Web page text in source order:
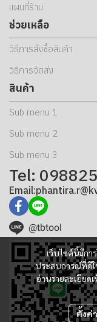
เว็บไซต์นี้มีกา
ประสบการณ์ที่ดีใ
อ่านรายละเอียด
ตั้งค่
แผนที่ร้าน
ช่วยเหลือ
วิธีการสั่งซื้อสินค้า
วิธีการจัดส่ง
สินค้า
Sub menu 1
Sub menu 2
Sub menu 3
Tel:
@tbtool